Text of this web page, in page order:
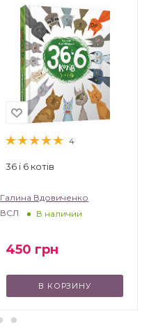
4
36 і 6 котів
Галина Вдовиченко
ВСЛ
В наличии
450 грн
В КОРЗИНУ